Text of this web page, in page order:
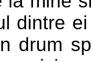
dintre
drum